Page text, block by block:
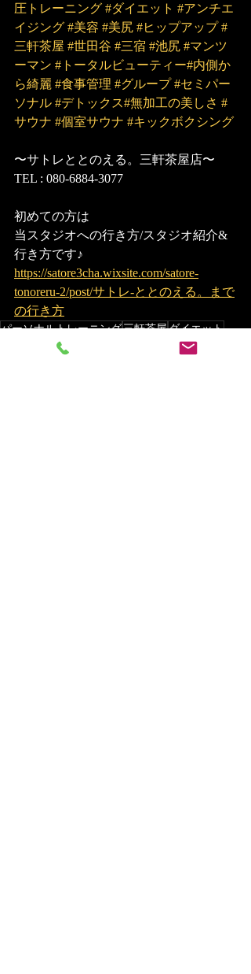
圧トレーニング #ダイエット #アンチエ
イジング #美容 #美尻 #ヒップアップ #
三軒茶屋 #世田谷 #三宿 #池尻 #マンツ
ーマン #トータルビューティー#内側か
ら綺麗 #食事管理 #グループ #セミパー
ソナル #デトックス#無加工の美しさ #
サウナ #個室サウナ #キックボクシング
〜サトレととのえる。三軒茶屋店〜
TEL : 080-6884-3077
初めての方は
当スタジオへの行き方/スタジオ紹介&
行き方です♪
https://satore3cha.wixsite.com/satore-
tonoreru-2/post/サトレ-ととのえる。まで
の行き方
パーソナルトレーニング三軒茶屋ダイエット
セミパーソナルトレーニング